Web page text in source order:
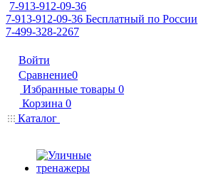
7-913-912-09-36
7-913-912-09-36 Бесплатный по России
7-499-328-2267
Войти
Сравнение0
Избранные товары 0
Корзина 0
Каталог